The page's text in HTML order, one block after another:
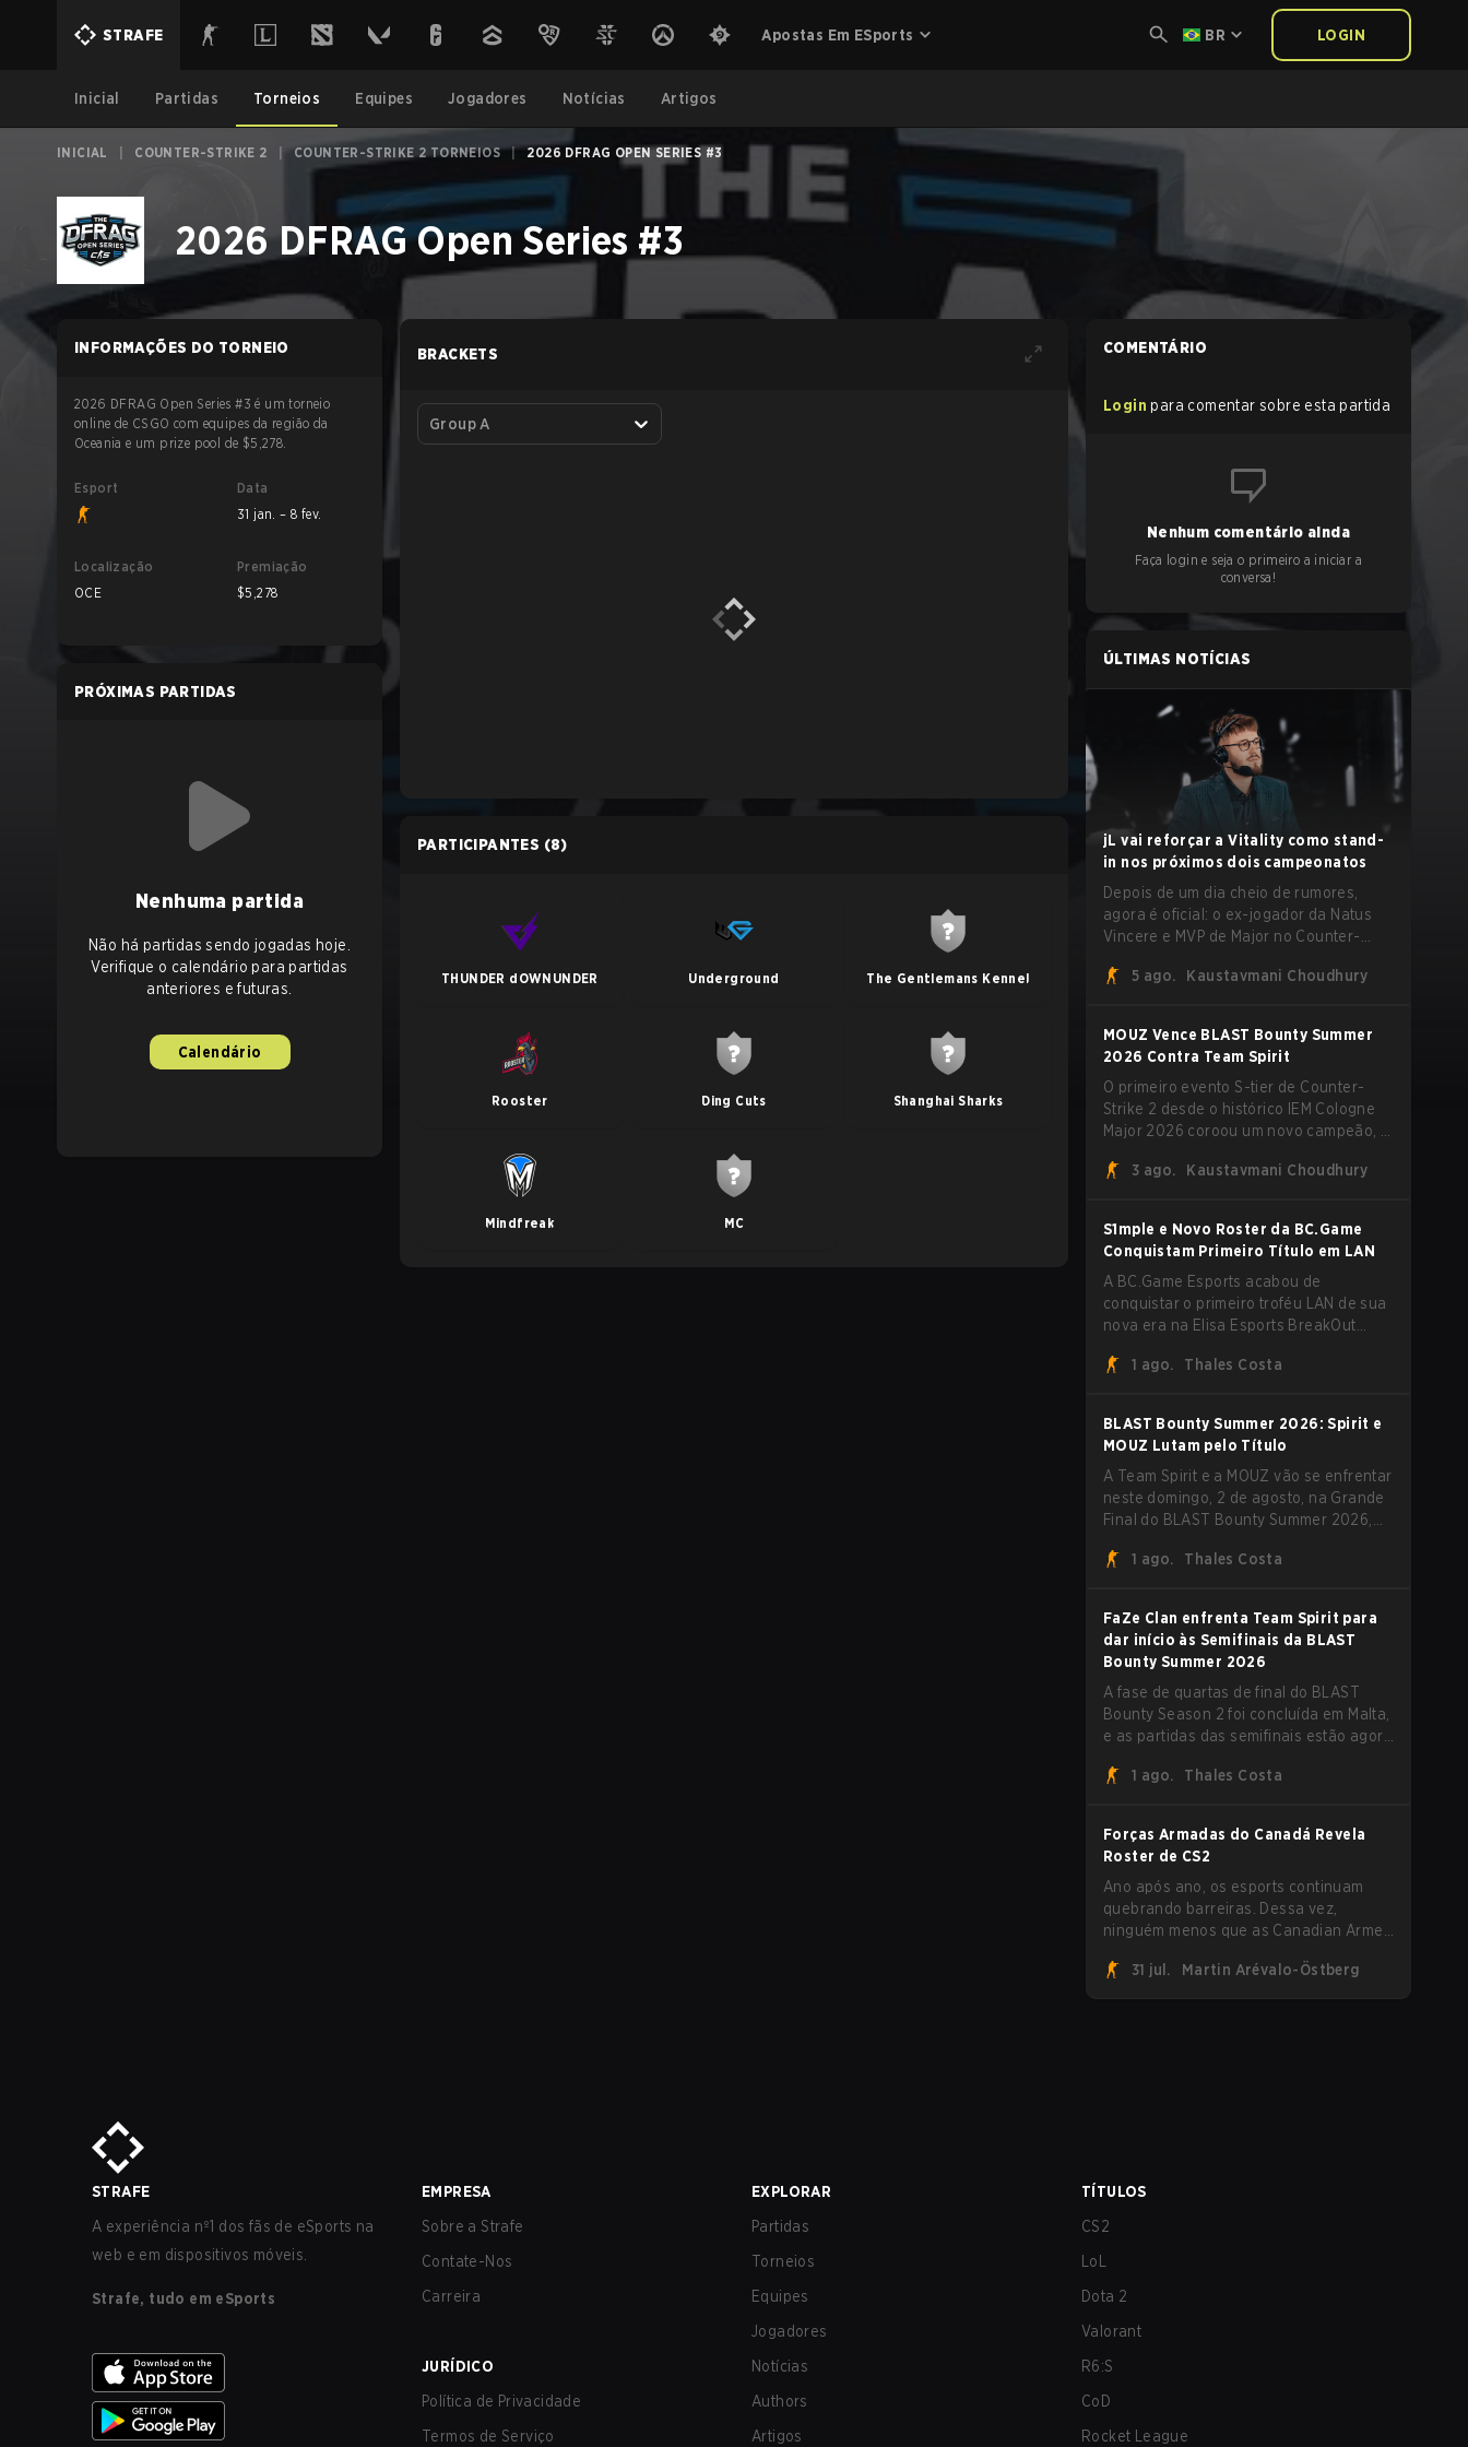
STRAFE Apostas Em ESports BR LOGIN
Inicial Partidas Torneios Equipes Jogadores Notícias Artigos
INICIAL COUNTER-STRIKE 2 COUNTER-STRIKE 2 TORNEIOS | 2026 DFRAG OPEN SERIES #3
2026 DFRAG Open Series #3
INFORMAÇÕES DO TORNEIO
2026 DFRAG Open Series #3 é um torneio
online de CSGO com equipes da região da
Oceania e um prize pool de $5,278.
Esport
Data
31 jan. – 8 fev.
Localização
OCE
Premiação
$5,278
PRÓXIMAS PARTIDAS
Nenhuma partida
Não há partidas sendo jogadas hoje.
Verifique o calendário para partidas
anteriores e futuras.
Calendário
BRACKETS
Group A
PARTICIPANTES (8)
THUNDER dOWNUNDER Underground The Gentlemans Kennel
Rooster Ding Cuts Shanghai Sharks
Mindfreak MC
COMENTÁRIO
Login para comentar sobre esta partida
Nenhum comentário ainda
Faça login e seja o primeiro a iniciar a
conversa!
ÚLTIMAS NOTÍCIAS
jL vai reforçar a Vitality como stand-
in nos próximos dois campeonatos
Depois de um dia cheio de rumores,
agora é oficial: o ex-jogador da Natus
Vincere e MVP de Major no Counter-
vestir a camisa da Team Vitality na
5 ago. Kaustavmani Choudhury
MOUZ Vence BLAST Bounty Summer
2026 Contra Team Spirit
O primeiro evento S-tier de Counter-
Strike 2 desde o histórico IEM Cologne
Major 2026 coroou um novo campeão, e
desconhecida. MOUZ, recém-saído de
dominante por 3-1 para erguer o troféu
do BLAST Bounty Summer 2026.
3 ago. Kaustavmani Choudhury
S1mple e Novo Roster da BC.Game
Conquistam Primeiro Título em LAN
A BC.Game Esports acabou de
conquistar o primeiro troféu LAN de sua
nova era na Elisa Esports BreakOut
oposição forte. O roster revigorado
vitórias seguidas e uma varrida limpa de
2-0 na final.
1 ago. Thales Costa
BLAST Bounty Summer 2026: Spirit e
MOUZ Lutam pelo Título
A Team Spirit e a MOUZ vão se enfrentar
neste domingo, 2 de agosto, na Grande
Final do BLAST Bounty Summer 2026,
que já entregou várias surpresas pelo
1 ago. Thales Costa
FaZe Clan enfrenta Team Spirit para
dar início às Semifinais da BLAST
Bounty Summer 2026
A fase de quartas de final do BLAST
Bounty Season 2 foi concluída em Malta,
e as partidas das semifinais estão agora
FaZe Clan, Team Spirit, Astralis e MOUZ
lutando pelo troféu, enquanto paiN
Gaming se tornou a última equipe
eliminada da chave.
1 ago. Thales Costa
Forças Armadas do Canadá Revela
Roster de CS2
Ano após ano, os esports continuam
quebrando barreiras. Dessa vez,
ninguém menos que as Canadian Armed
entraram de cabeça no jogo ao
anunciar sua primeira line-up de CS2.
31 jul. Martin Arévalo-Östberg
STRAFE
A experiência nº1 dos fãs de eSports na
web e em dispositivos móveis.
Strafe, tudo em eSports
EMPRESA
Sobre a Strafe
Contate-Nos
Carreira
JURÍDICO
Política de Privacidade
Termos de Serviço
EXPLORAR
Partidas
Torneios
Equipes
Jogadores
Notícias
Authors
Artigos
TÍTULOS
CS2
LoL
Dota 2
Valorant
R6:S
CoD
Rocket League